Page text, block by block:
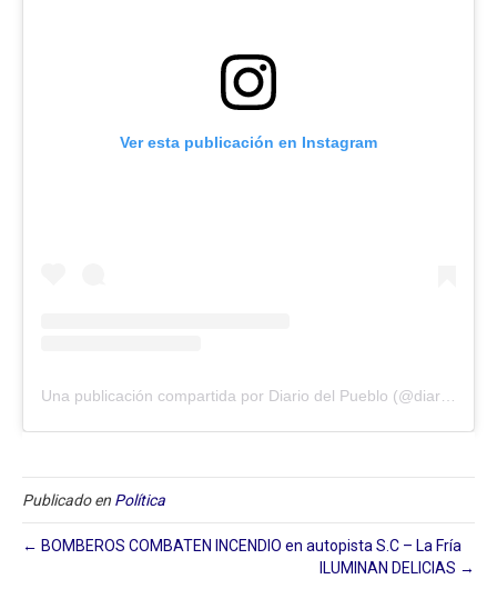
Ver esta publicación en Instagram
Publicado en Política
← BOMBEROS COMBATEN INCENDIO en autopista S.C – La Fría
ILUMINAN DELICIAS →